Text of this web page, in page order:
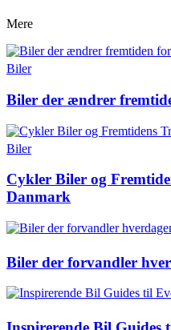
Mere
Biler
Biler der ændrer
Biler
Cykler Biler og
Danmark
Biler der forvandler